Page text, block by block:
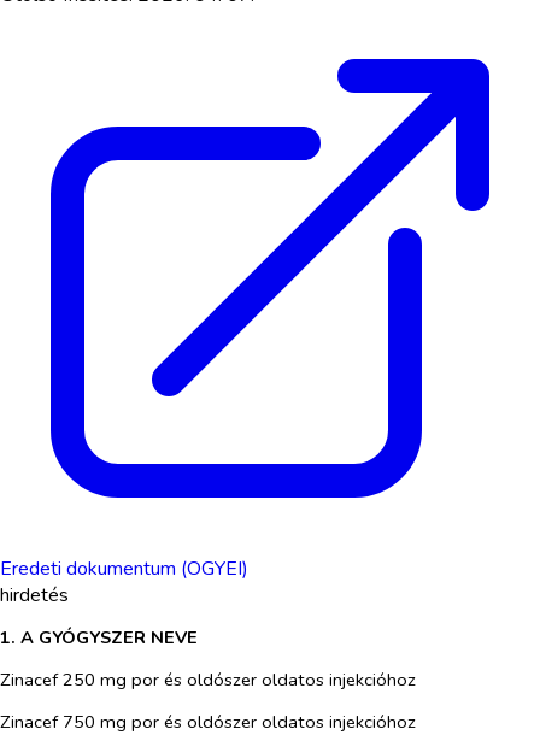
Eredeti dokumentum (OGYEI)
hirdetés
1. A GYÓGYSZER NEVE
Zinacef 250 mg por és oldószer oldatos injekcióhoz
Zinacef 750 mg por és oldószer oldatos injekcióhoz